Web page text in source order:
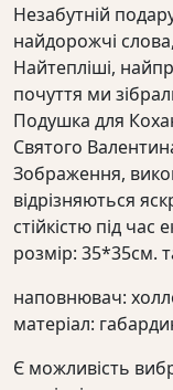
Незабутній
найдорожчі
Найтепліші,
почуття ми
Подушка для
Святого
Зображення,
відрізняються
стійкістю під час
розмір: 35*35см.
наповнювач:
матеріал:
Є можливість